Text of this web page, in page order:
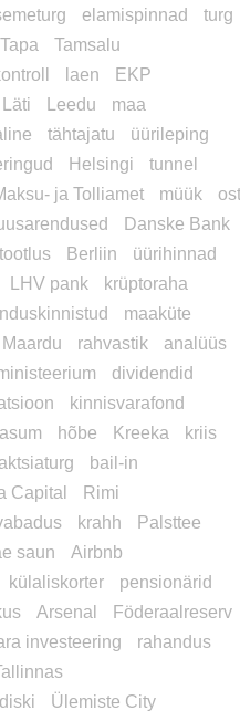
elamispinnad
turg
Tapa
Tamsalu
laen
EKP
Läti Leedu
maa
tähtajatu
üürileping
Helsingi
tunnel
ja Tolliamet müük
ost
Danske Bank
tootlus Berliin
üürihinnad
LHV pank
krüptoraha
maaküte
Maardu rahvastik
analüüs
dividendid
kinnisvarafond
hõbe Kreeka
kriis
aktsiaturg
bail-in
Capital
Rimi
krahh
Palsttee
saun
Airbnb
külaliskorter
pensionärid
Arsenal
Föderaalreserv
investeering
rahandus
Ülemiste City